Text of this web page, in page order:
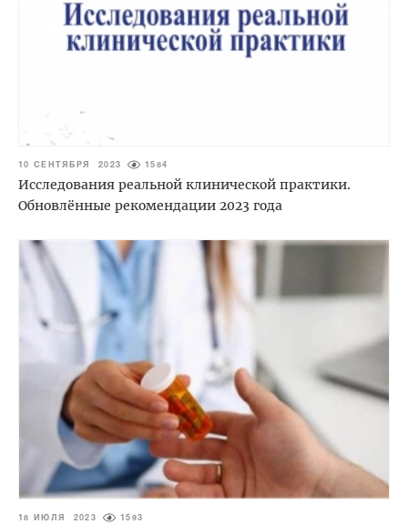
10 СЕНТЯБРЯ 2023 1584
Исследования реальной клинической практики.
Обновлённые рекомендации 2023 года
18 ИЮЛЯ 2023 1593